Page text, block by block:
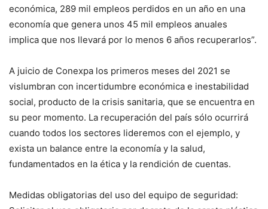
económica, 289 mil empleos perdidos en un año en una
economía que genera unos 45 mil empleos anuales
implica que nos llevará por lo menos 6 años recuperarlos”.
A juicio de Conexpa los primeros meses del 2021 se
vislumbran con incertidumbre económica e inestabilidad
social, producto de la crisis sanitaria, que se encuentra en
su peor momento. La recuperación del país sólo ocurrirá
cuando todos los sectores lideremos con el ejemplo, y
exista un balance entre la economía y la salud,
fundamentados en la ética y la rendición de cuentas.
Medidas obligatorias del uso del equipo de seguridad: